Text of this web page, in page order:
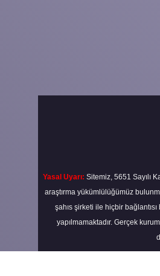
Yasal Uyarı: Sitemiz, 5651 Sayılı
araştırma yükümlülüğümüz
şahıs şirketi ile hiçbir
yapılmamaktadır. Gerçek